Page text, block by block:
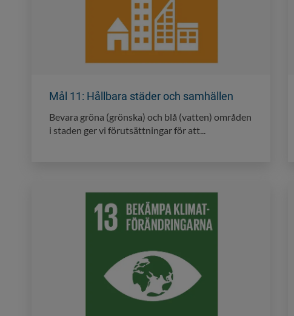
Mål 11: Hållbara städer och samhällen
Bevara gröna (grönska) och blå (vatten) områden
i staden ger vi förutsättningar för att...